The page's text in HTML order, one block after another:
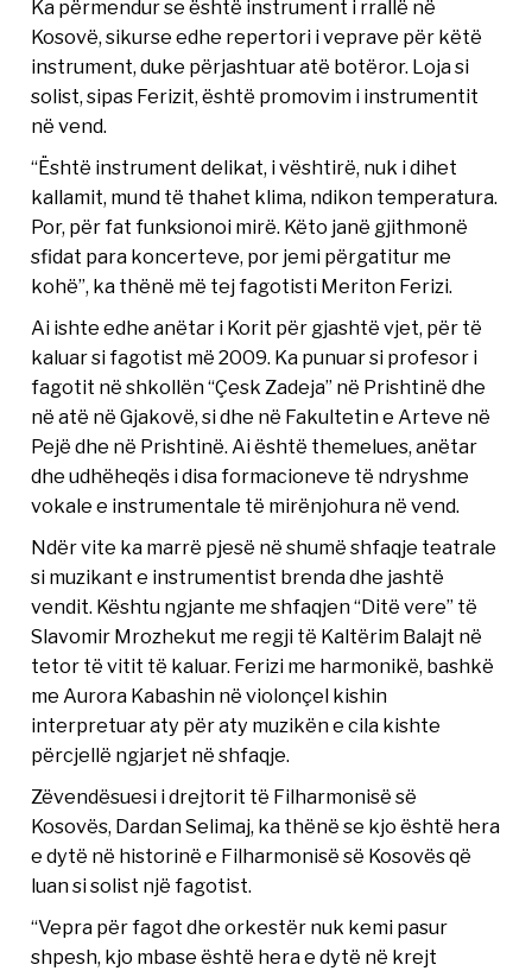
Ka përmendur se është instrument i rrallë në
Kosovë, sikurse edhe repertori i veprave për këtë
instrument, duke përjashtuar atë botëror. Loja si
solist, sipas Ferizit, është promovim i instrumentit
në vend.
“Është instrument delikat, i vështirë, nuk i dihet
kallamit, mund të thahet klima, ndikon temperatura.
Por, për fat funksionoi mirë. Këto janë gjithmonë
sfidat para koncerteve, por jemi përgatitur me
kohë”, ka thënë më tej fagotisti Meriton Ferizi.
Ai ishte edhe anëtar i Korit për gjashtë vjet, për të
kaluar si fagotist më 2009. Ka punuar si profesor i
fagotit në shkollën “Çesk Zadeja” në Prishtinë dhe
në atë në Gjakovë, si dhe në Fakultetin e Arteve në
Pejë dhe në Prishtinë. Ai është themelues, anëtar
dhe udhëheqës i disa formacioneve të ndryshme
vokale e instrumentale të mirënjohura në vend.
Ndër vite ka marrë pjesë në shumë shfaqje teatrale
si muzikant e instrumentist brenda dhe jashtë
vendit. Kështu ngjante me shfaqjen “Ditë vere” të
Slavomir Mrozhekut me regji të Kaltërim Balajt në
tetor të vitit të kaluar. Ferizi me harmonikë, bashkë
me Aurora Kabashin në violonçel kishin
interpretuar aty për aty muzikën e cila kishte
përcjellë ngjarjet në shfaqje.
Zëvendësuesi i drejtorit të Filharmonisë së
Kosovës, Dardan Selimaj, ka thënë se kjo është hera
e dytë në historinë e Filharmonisë së Kosovës që
luan si solist një fagotist.
“Vepra për fagot dhe orkestër nuk kemi pasur
shpesh, kjo mbase është hera e dytë në krejt